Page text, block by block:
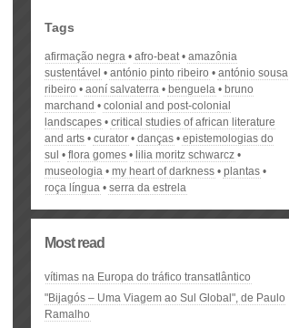
Tags
afirmação negra afro-beat
amazônia
sustentável
antónio pinto ribeiro
antónio sousa
ribeiro
aoní salvaterra benguela
bruno
marchand
colonial and post-colonial
landscapes
critical studies of african literature
and arts
curator danças
epistemologias do
sul
flora gomes
lilia moritz schwarcz
museologia
my heart of darkness
plantas
roça língua
serra da estrela
Most read
vítimas na Europa do tráfico transatlântico
"Bijagós – Uma Viagem ao Sul Global", de Paulo
Ramalho